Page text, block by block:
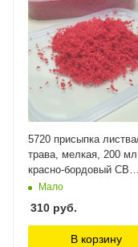
5720 присыпка
трава, мелкая, 200
красно-бордовый СВ
Модель
Мало
310 руб.
В корзину